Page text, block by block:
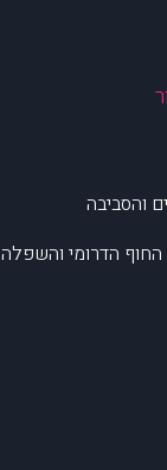
והסביבה
החוף הדרומי והשפלה